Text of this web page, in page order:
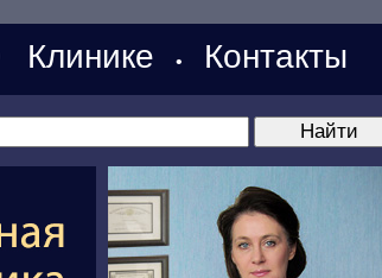
Клинике • Контакты